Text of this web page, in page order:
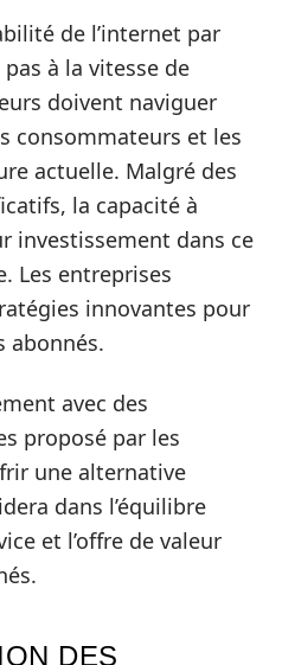
de l’internet par
à la vitesse de
doivent naviguer
consommateurs et les
actuelle. Malgré des
la capacité à
investissement dans ce
Les entreprises
innovantes pour
abonnés.
avec des
proposé par les
une alternative
dans l’équilibre
et l’offre de valeur
DES